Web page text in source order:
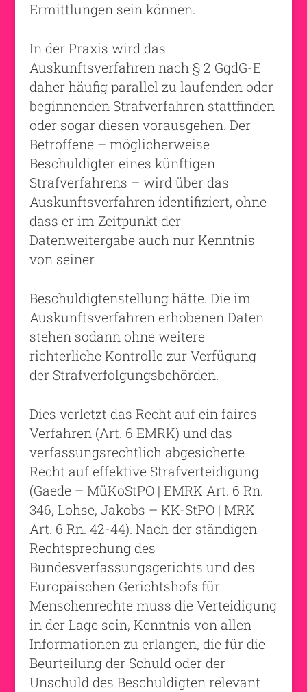
Ermittlungen sein können.
In der Praxis wird das
Auskunftsverfahren nach § 2 GgdG-E
daher häufig parallel zu laufenden oder
beginnenden Strafverfahren stattfinden
oder sogar diesen vorausgehen. Der
Betroffene – möglicherweise
Beschuldigter eines künftigen
Strafverfahrens – wird über das
Auskunftsverfahren identifiziert, ohne
dass er im Zeitpunkt der
Datenweitergabe auch nur Kenntnis
von seiner
Beschuldigtenstellung hätte. Die im
Auskunftsverfahren erhobenen Daten
stehen sodann ohne weitere
richterliche Kontrolle zur Verfügung
der Strafverfolgungsbehörden.
Dies verletzt das Recht auf ein faires
Verfahren (Art. 6 EMRK) und das
verfassungsrechtlich abgesicherte
Recht auf effektive Strafverteidigung
(Gaede – MüKoStPO | EMRK Art. 6 Rn.
346, Lohse, Jakobs – KK-StPO | MRK
Art. 6 Rn. 42-44). Nach der ständigen
Rechtsprechung des
Bundesverfassungsgerichts und des
Europäischen Gerichtshofs für
Menschenrechte muss die Verteidigung
in der Lage sein, Kenntnis von allen
Informationen zu erlangen, die für die
Beurteilung der Schuld oder der
Unschuld des Beschuldigten relevant